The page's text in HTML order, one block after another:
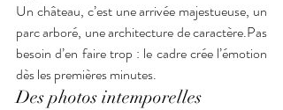
Un château, c’est une arrivée majestueuse, un
parc arboré, une architecture de caractère.Pas
besoin d’en faire trop : le cadre crée l’émotion
dès les premières minutes.
Des photos intemporelles